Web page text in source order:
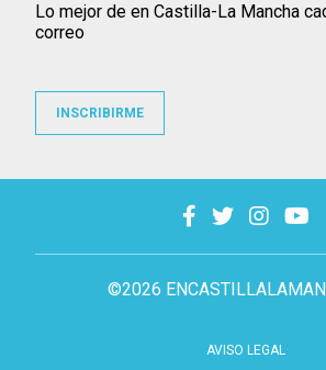
©2026
AVISO LEGAL
Lo mejor de en Castilla-La Mancha
correo
INSCRIBIRME